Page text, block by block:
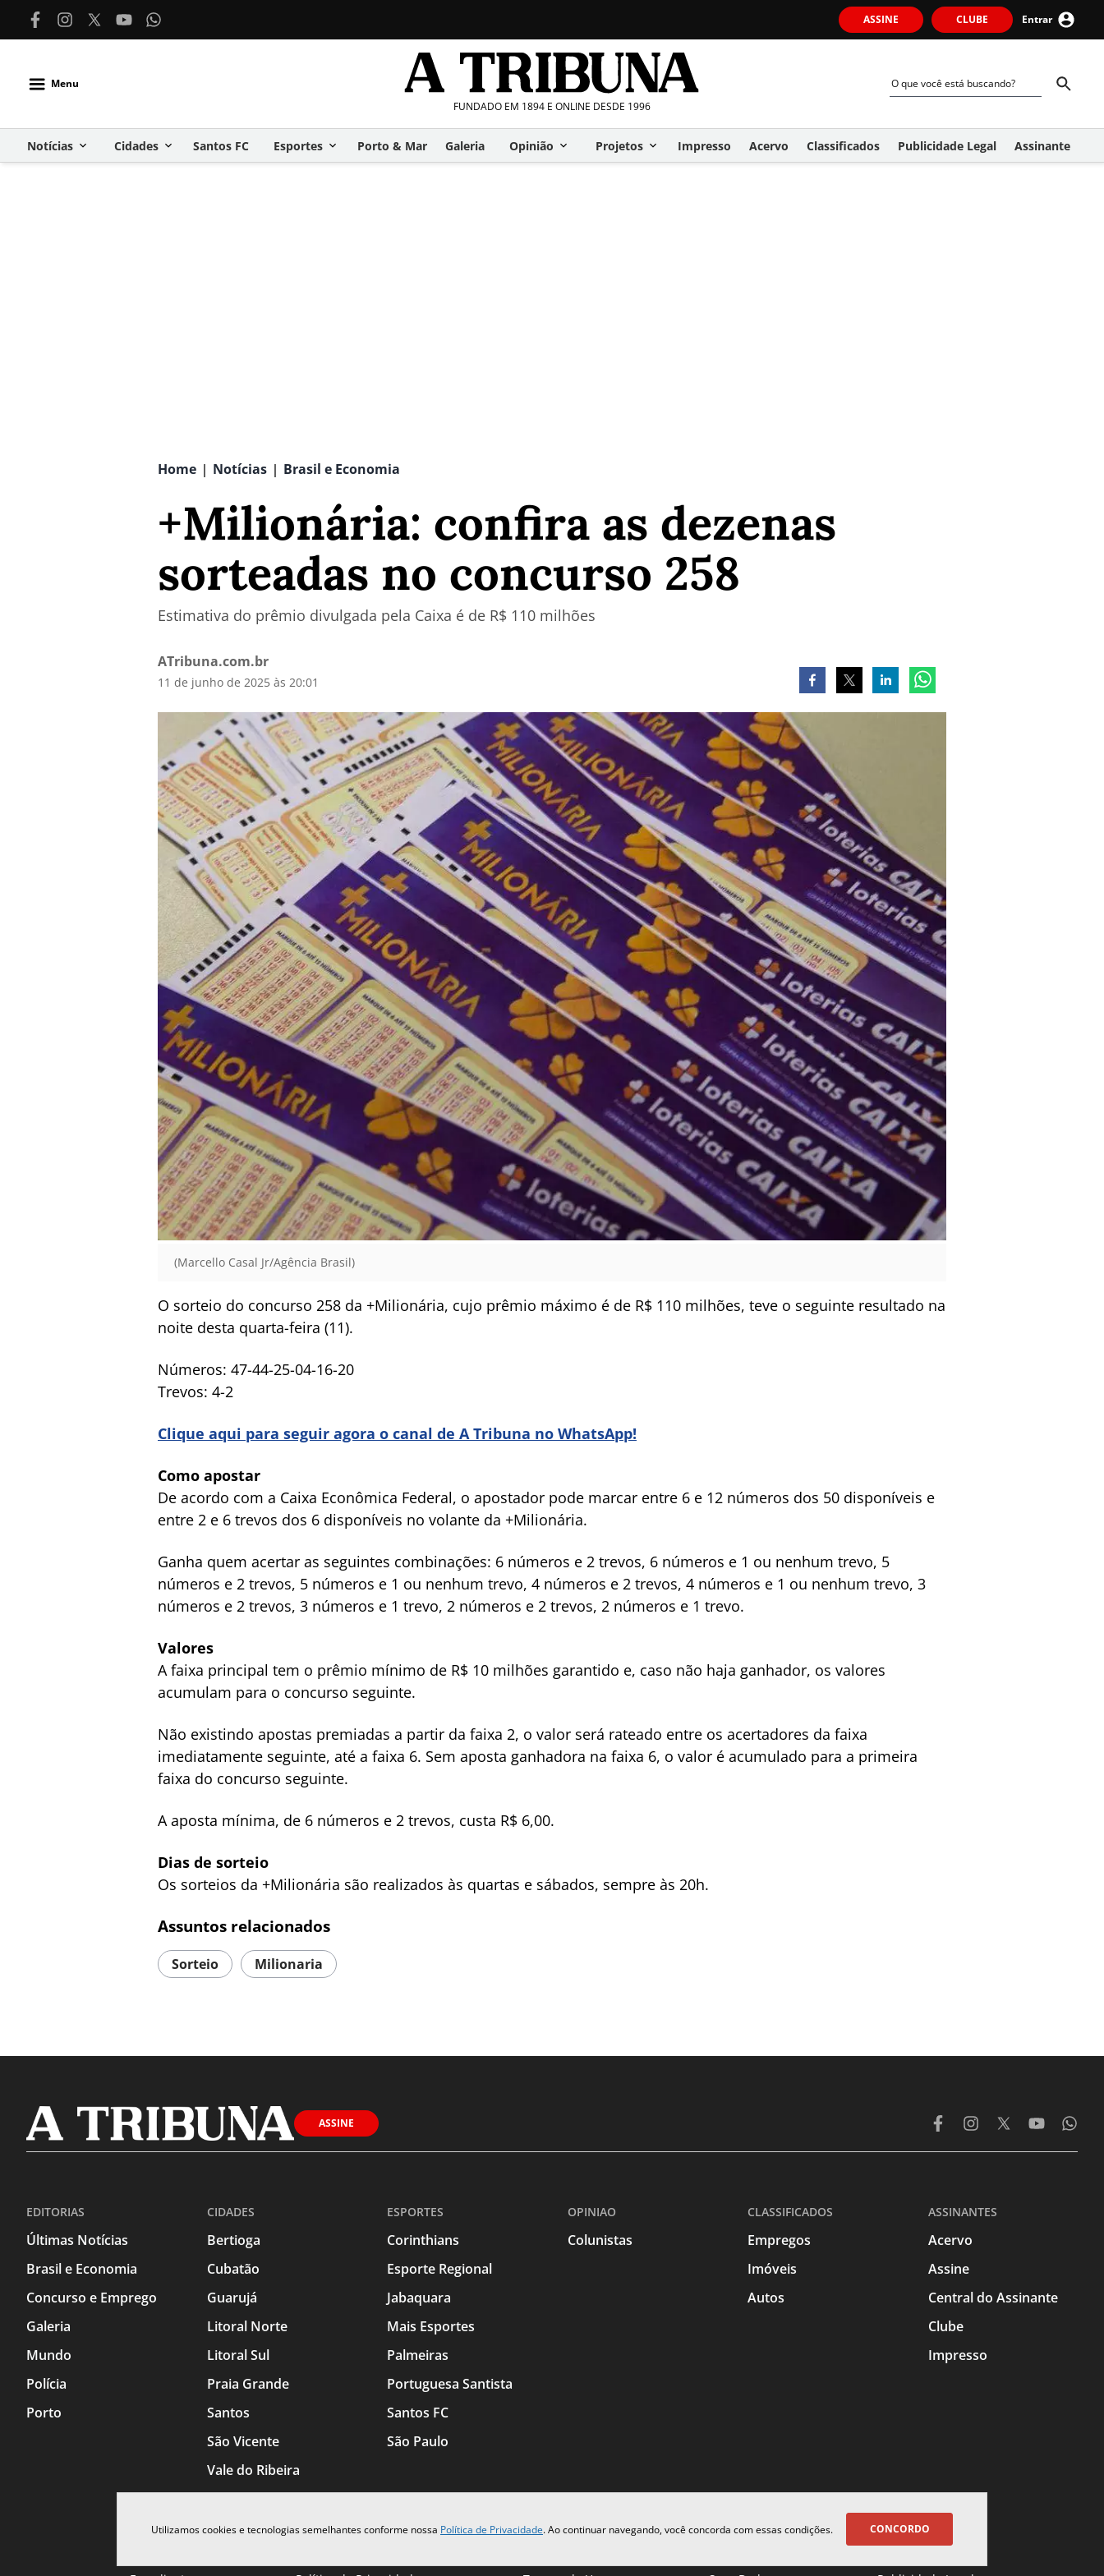
ASSINE CLUBE Entrar
Menu
FUNDADO EM 1894 E ONLINE DESDE 1996
Notícias Cidades Santos FC Esportes Porto & Mar Galeria Opinião Projetos Impresso Acervo Classificados Publicidade Legal Assinante
Home | Notícias | Brasil e Economia
+Milionária: confira as dezenas
sorteadas no concurso 258
Estimativa do prêmio divulgada pela Caixa é de R$ 110 milhões
ATribuna.com.br
11 de junho de 2025 às 20:01
(Marcello Casal Jr/Agência Brasil)
O sorteio do concurso 258 da +Milionária, cujo prêmio máximo é de R$ 110 milhões, teve o seguinte resultado na
noite desta quarta-feira (11).
Números: 47-44-25-04-16-20
Trevos: 4-2
Clique aqui para seguir agora o canal de A Tribuna no WhatsApp!
Como apostar
De acordo com a Caixa Econômica Federal, o apostador pode marcar entre 6 e 12 números dos 50 disponíveis e
entre 2 e 6 trevos dos 6 disponíveis no volante da +Milionária.
Ganha quem acertar as seguintes combinações: 6 números e 2 trevos, 6 números e 1 ou nenhum trevo, 5
números e 2 trevos, 5 números e 1 ou nenhum trevo, 4 números e 2 trevos, 4 números e 1 ou nenhum trevo, 3
números e 2 trevos, 3 números e 1 trevo, 2 números e 2 trevos, 2 números e 1 trevo.
Valores
A faixa principal tem o prêmio mínimo de R$ 10 milhões garantido e, caso não haja ganhador, os valores
acumulam para o concurso seguinte.
Não existindo apostas premiadas a partir da faixa 2, o valor será rateado entre os acertadores da faixa
imediatamente seguinte, até a faixa 6. Sem aposta ganhadora na faixa 6, o valor é acumulado para a primeira
faixa do concurso seguinte.​​
A aposta mínima, de 6 números e 2 trevos, custa R$ 6,00.
Dias de sorteio
Os sorteios da +Milionária são realizados às quartas e sábados, sempre às 20h.
Assuntos relacionados
Sorteio Milionaria
Utilizamos cookies e tecnologias semelhantes conforme nossa Política de Privacidade. Ao continuar navegando, você concorda com essas condições. CONCORDO
ASSINE
EDITORIAS
Últimas Notícias
Brasil e Economia
Concurso e Emprego
Galeria
Mundo
Polícia
Porto
CIDADES
Bertioga
Cubatão
Guarujá
Litoral Norte
Litoral Sul
Praia Grande
Santos
São Vicente
Vale do Ribeira
ESPORTES
Corinthians
Esporte Regional
Jabaquara
Mais Esportes
Palmeiras
Portuguesa Santista
Santos FC
São Paulo
OPINIAO
Colunistas
CLASSIFICADOS
Empregos
Imóveis
Autos
ASSINANTES
Acervo
Assine
Central do Assinante
Clube
Impresso